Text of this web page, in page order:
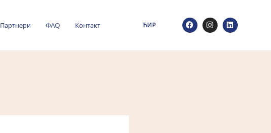
Партнери ФАQ Контакт ЋИР